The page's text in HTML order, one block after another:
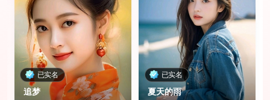
已实名
追梦
已实名
夏天的雨